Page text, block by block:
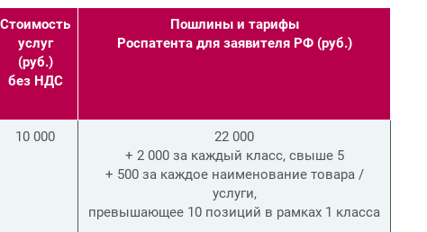
Стоимость
услуг
(руб.)
без НДС
Пошлины и тарифы
Роспатента для заявителя РФ (руб.)
10 000
22 000
+ 2 000 за каждый класс, свыше 5
+ 500 за каждое наименование товара /
услуги,
превышающее 10 позиций в рамках 1 класса